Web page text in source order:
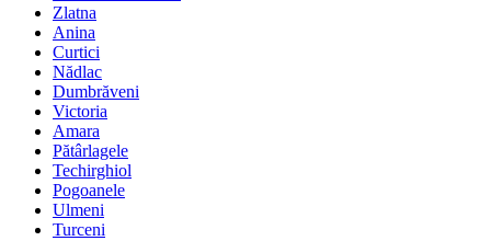
Zlatna
Anina
Curtici
Nădlac
Dumbrăveni
Victoria
Amara
Pătârlagele
Techirghiol
Pogoanele
Ulmeni
Turceni